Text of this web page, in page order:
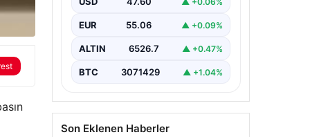
EUR 55.06 ▲ +0.09%
ALTIN 6526.7 ▲ +0.47%
BTC 3071429 ▲ +1.04%
Son Eklenen Haberler